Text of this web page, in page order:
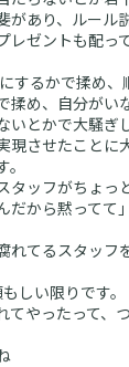
があり、ルール
レゼントも配っ
するかで揉め、
揉め、自分がい
いとかで大騒ぎ
現させたことに
タッフがちょっ
だから黙ってて
れてるスタッフ
しい限りです。
てやったって、